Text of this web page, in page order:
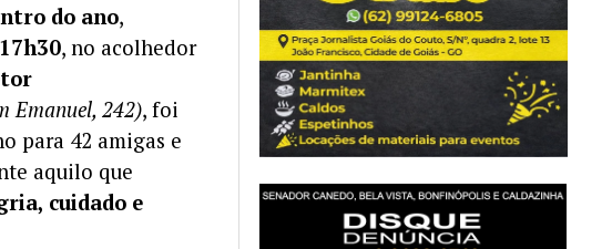
do ano,
, no acolhedor
Emanuel, 242), foi
para 42 amigas e
aquilo que
cuidado e